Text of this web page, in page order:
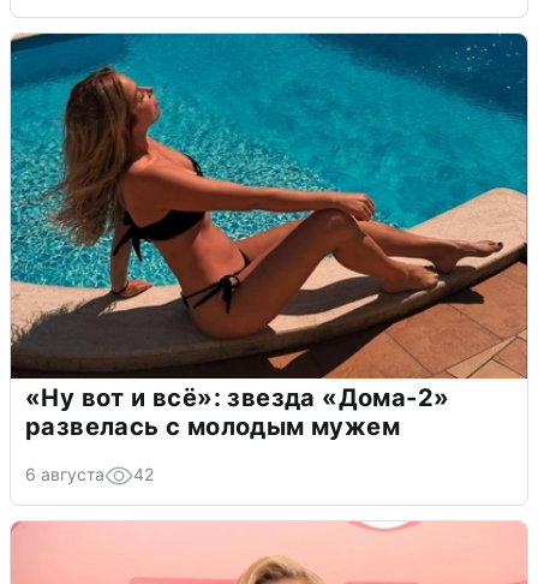
«Ну вот и всё»: звезда «Дома-2»
развелась с молодым мужем
6 августа 42